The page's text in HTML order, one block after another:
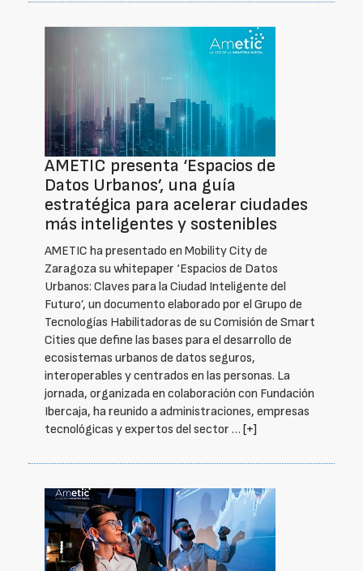
AMETIC presenta ‘Espacios de
Datos Urbanos’, una guía
estratégica para acelerar ciudades
más inteligentes y sostenibles
AMETIC ha presentado en Mobility City de
Zaragoza su whitepaper ‘Espacios de Datos
Urbanos: Claves para la Ciudad Inteligente del
Futuro’, un documento elaborado por el Grupo de
Tecnologías Habilitadoras de su Comisión de Smart
Cities que define las bases para el desarrollo de
ecosistemas urbanos de datos seguros,
interoperables y centrados en las personas. La
jornada, organizada en colaboración con Fundación
Ibercaja, ha reunido a administraciones, empresas
tecnológicas y expertos del sector … [+]